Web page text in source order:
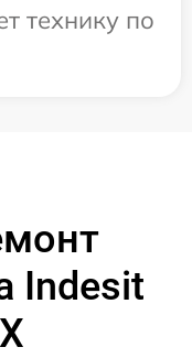
технику по
Indesit